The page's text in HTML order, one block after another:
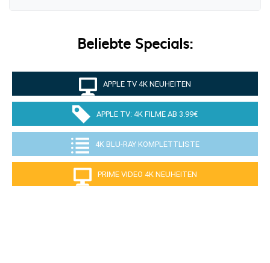
Beliebte Specials:
APPLE TV 4K NEUHEITEN
APPLE TV: 4K FILME AB 3.99€
4K BLU-RAY KOMPLETTLISTE
PRIME VIDEO 4K NEUHEITEN